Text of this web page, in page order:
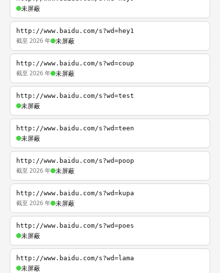
未屏蔽
http://www.baidu.com/s?wd=hey1
截至 2026 年 未屏蔽
http://www.baidu.com/s?wd=coup
截至 2026 年 未屏蔽
http://www.baidu.com/s?wd=test
未屏蔽
http://www.baidu.com/s?wd=teen
未屏蔽
http://www.baidu.com/s?wd=poop
截至 2026 年 未屏蔽
http://www.baidu.com/s?wd=kupa
截至 2026 年 未屏蔽
http://www.baidu.com/s?wd=poes
未屏蔽
http://www.baidu.com/s?wd=lama
未屏蔽